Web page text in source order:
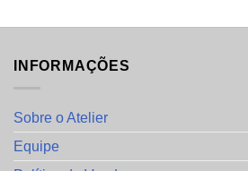
INFORMAÇÕES
Sobre o Atelier
Equipe